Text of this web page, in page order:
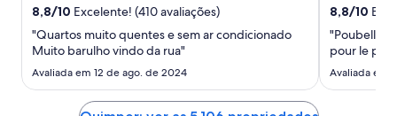
uma
estadia
de
8,8/10 Excelente! (410 avaliações)
"Quartos muito quentes e sem ar condicionado
Muito barulho vindo da rua"
Avaliada em 12 de ago. de 2024
8,8/10
"Poubelle
pour le
Avaliada em